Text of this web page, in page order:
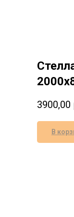
3900,00
В